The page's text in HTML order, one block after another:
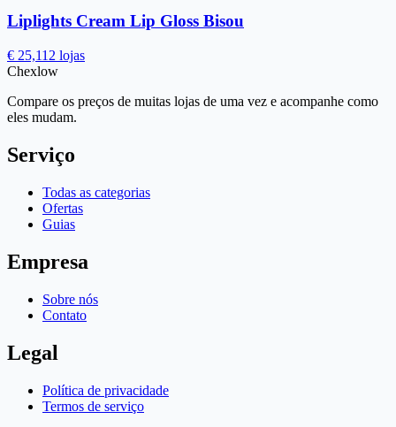
Liplights Cream Lip Gloss Bisou
€ 25,11 2 lojas
Chexlow
Compare os preços de muitas lojas de uma vez e acompanhe como
eles mudam.
Serviço
Todas as categorias
Ofertas
Guias
Empresa
Sobre nós
Contato
Legal
Política de privacidade
Termos de serviço